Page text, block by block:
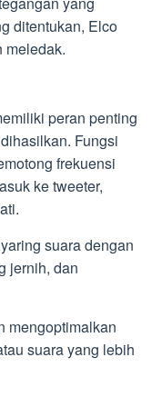
ditentukan, Elco
meledak.
peran penting
Fungsi
frekuensi
ke tweeter,
suara dengan
jernih, dan
mengoptimalkan
suara yang lebih